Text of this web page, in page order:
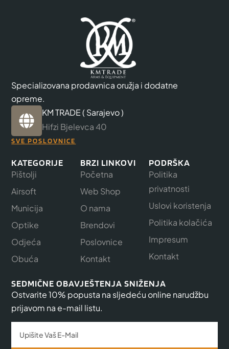
Specializovana prodavnica oružja i dodatne
opreme.
KM TRADE ( Sarajevo )
Hifzi Bjelevca 40
SVE POSLOVNICE
KATEGORIJE
Pištolji
Airsoft
Municija
Optike
Odjeća
Obuća
BRZI LINKOVI
Početna
Web Shop
O nama
Brendovi
Poslovnice
Kontakt
PODRŠKA
Politika
privatnosti
Uslovi koristenja
Politika kolačića
Impresum
Kontakt
SEDMIČNE OBAVJEŠTENJA SNIŽENJA
Ostvarite 10% popusta na sljedeću online narudžbu
prijavom na e-mail listu.